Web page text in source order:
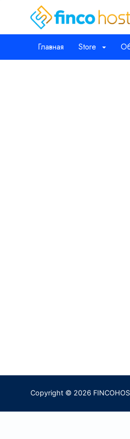
Главная Store
Copyright © 2026